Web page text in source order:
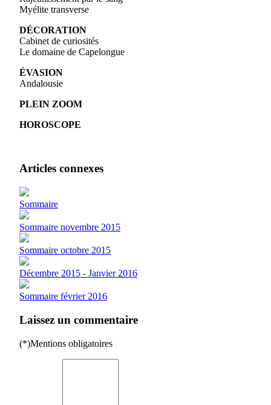
Myélite transverse
DÉCORATION
Cabinet de curiosités
Le domaine de Capelongue
ÉVASION
Andalousie
PLEIN ZOOM
HOROSCOPE
Articles connexes
Sommaire
Sommaire novembre 2015
Sommaire octobre 2015
Décembre 2015 - Janvier 2016
Sommaire février 2016
Laissez un commentaire
(*)Mentions obligatoires